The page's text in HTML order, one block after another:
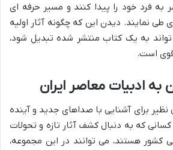
فرد خود را پیدا کنند و مسیر حرفه ای
طی نمایند. دیدن این که چگونه آثار اولیه
به یک کتاب منتشر شده تبدیل شود،
است.
به ادبیات معاصر ایران
برای آشنایی با صداهای جدید و آینده
که به دنبال کشف آثار تازه و تحولات
کشور هستند، می توانند در این مجموعه،